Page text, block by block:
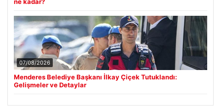
07/08/2026
Menderes Belediye Başkanı İlkay Çiçek Tutuklandı:
Gelişmeler ve Detaylar